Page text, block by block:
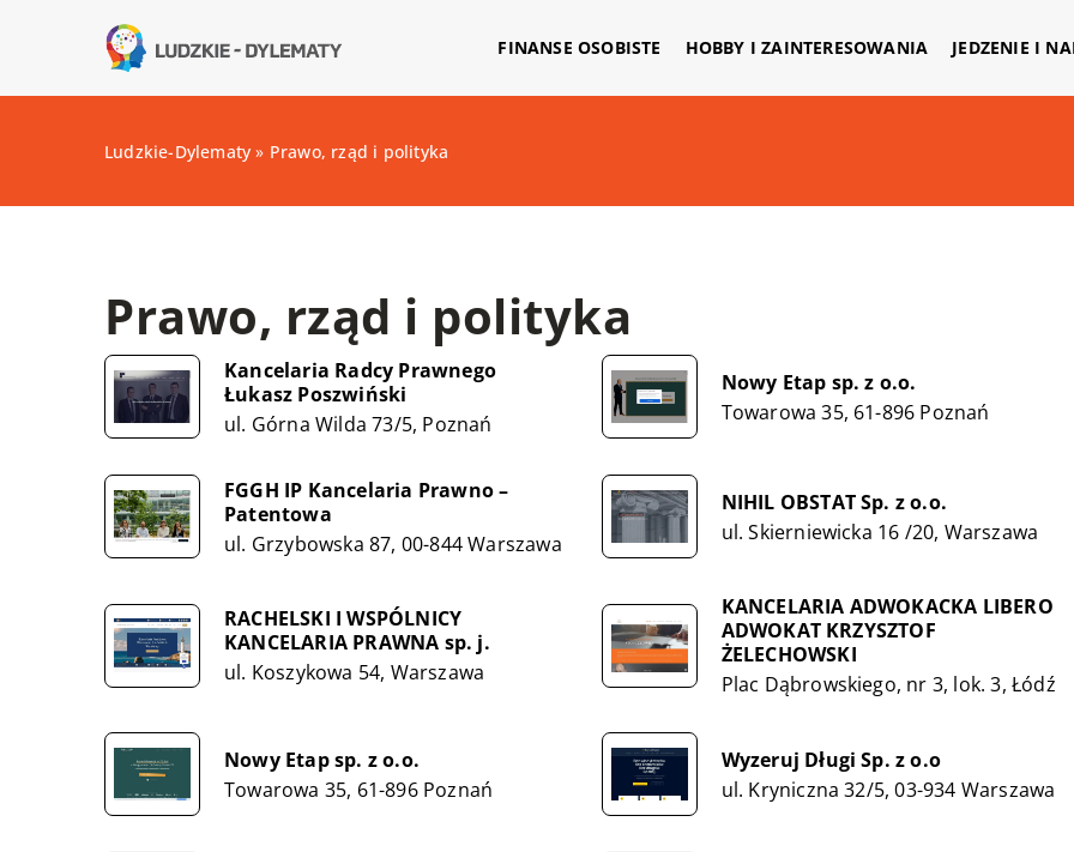
FINANSE OSOBISTE HOBBY I ZAINTERESOWANIA JEDZENIE I
Ludzkie-Dylematy » Prawo, rząd i polityka
Prawo, rząd i polityka
Kancelaria Radcy Prawnego
Łukasz Poszwiński
ul. Górna Wilda 73/5, Poznań
Nowy Etap sp. z o.o.
Towarowa 35, 61-896 Poznań
FGGH IP Kancelaria Prawno –
Patentowa
ul. Grzybowska 87, 00-844 Warszawa
NIHIL OBSTAT Sp. z o.o.
ul. Skierniewicka 16 /20, Warszawa
RACHELSKI I WSPÓLNICY
KANCELARIA PRAWNA sp. j.
ul. Koszykowa 54, Warszawa
KANCELARIA ADWOKACKA LIBERO
ADWOKAT KRZYSZTOF
ŻELECHOWSKI
Plac Dąbrowskiego, nr 3, lok. 3, Łódź
Nowy Etap sp. z o.o.
Towarowa 35, 61-896 Poznań
Wyzeruj Długi Sp. z o.o
ul. Kryniczna 32/5, 03-934 Warszawa